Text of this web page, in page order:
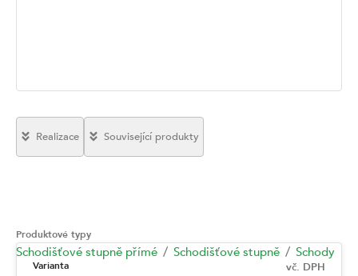
Produktové typy
Schodišťové stupně přímé Schodišťové stupně Schody
Varianta vč. DPH
Realizace Související produkty